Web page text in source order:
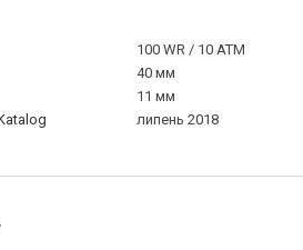
100 WR / 10 ATM
40 мм
11 мм
липень 2018